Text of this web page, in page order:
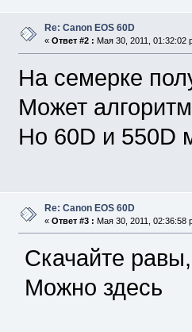
Re: Canon EOS 60D
« Ответ #2 : Мая 30, 2011, 01:32:02
На семерке
Может
Но 60D и 550D
Re: Canon EOS 60D
« Ответ #3 : Мая 30, 2011, 02:36:58
Скачайте
Можно здесь